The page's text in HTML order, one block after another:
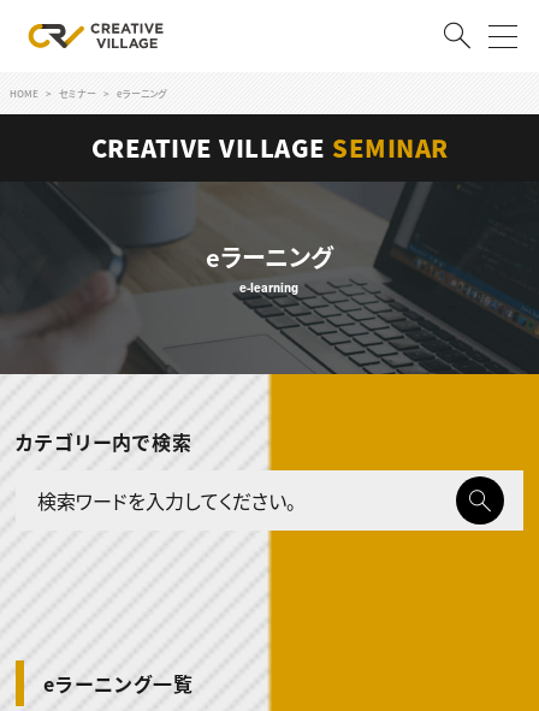
ログイン 会員登録
クリエイター求人を探す
CREATIVE JOB求人検索
採用説明会
転職支援サービス
CONTENTS
スキルアップしたい！
スキルアップしたい！ トップ
デザイン
TOP Creator’s コラム
クリエイターインタビュー
C＆R Magazine
ニュース・トレンド トップ
Web
HOME セミナー eラーニング
CREATIVE VILLAGE SEMINAR
eラーニング
e-learning
カテゴリー内で検索
eラーニング一覧